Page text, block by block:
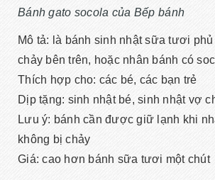
Bánh gato socola của Bếp bánh
Mô tả: là bánh sinh nhật sữa tươi phủ
chảy bên trên, hoặc nhân bánh có
Thích hợp cho: các bé, các bạn trẻ
Dịp tặng: sinh nhật bé, sinh nhật vợ
Lưu ý: bánh cần được giữ lạnh khi
không bị chảy
Giá: cao hơn bánh sữa tươi một chút